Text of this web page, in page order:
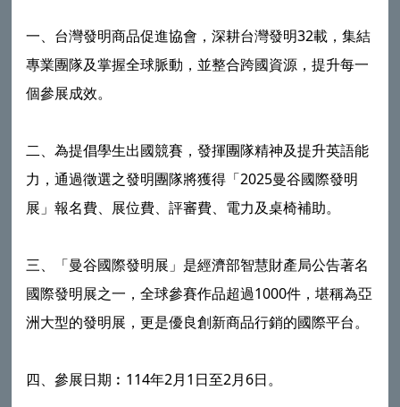
一、台灣發明商品促進協會，深耕台灣發明32載，集結
專業團隊及掌握全球脈動，並整合跨國資源，提升每一
個參展成效。
二、為提倡學生出國競賽，發揮團隊精神及提升英語能
力，通過徵選之發明團隊將獲得「2025曼谷國際發明
展」報名費、展位費、評審費、電力及桌椅補助。
三、「曼谷國際發明展」是經濟部智慧財產局公告著名
國際發明展之一，全球參賽作品超過1000件，堪稱為亞
洲大型的發明展，更是優良創新商品行銷的國際平台。
四、參展日期︰114年2月1日至2月6日。